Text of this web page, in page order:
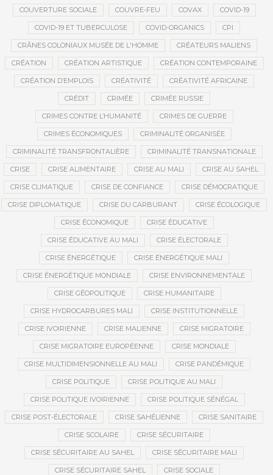
COUVERTURE SOCIALE COUVRE-FEU COVAX COVID-19
COVID-19 ET TUBERCULOSE COVID-ORGANICS CPI
CRÂNES COLONIAUX MUSÉE DE L'HOMME CRÉATEURS MALIENS
CRÉATION CRÉATION ARTISTIQUE CRÉATION CONTEMPORAINE
CRÉATION D’EMPLOIS CRÉATIVITÉ CRÉATIVITÉ AFRICAINE
CRÉDIT CRIMÉE CRIMÉE RUSSIE
CRIMES CONTRE L’HUMANITÉ CRIMES DE GUERRE
CRIMES ÉCONOMIQUES CRIMINALITÉ ORGANISÉE
CRIMINALITÉ TRANSFRONTALIÈRE CRIMINALITÉ TRANSNATIONALE
CRISE CRISE ALIMENTAIRE CRISE AU MALI CRISE AU SAHEL
CRISE CLIMATIQUE CRISE DE CONFIANCE CRISE DÉMOCRATIQUE
CRISE DIPLOMATIQUE CRISE DU CARBURANT CRISE ÉCOLOGIQUE
CRISE ÉCONOMIQUE CRISE ÉDUCATIVE
CRISE ÉDUCATIVE AU MALI CRISE ÉLECTORALE
CRISE ÉNERGÉTIQUE CRISE ÉNERGÉTIQUE MALI
CRISE ÉNERGÉTIQUE MONDIALE CRISE ENVIRONNEMENTALE
CRISE GÉOPOLITIQUE CRISE HUMANITAIRE
CRISE HYDROCARBURES MALI CRISE INSTITUTIONNELLE
CRISE IVOIRIENNE CRISE MALIENNE CRISE MIGRATOIRE
CRISE MIGRATOIRE EUROPÉENNE CRISE MONDIALE
CRISE MULTIDIMENSIONNELLE AU MALI CRISE PANDÉMIQUE
CRISE POLITIQUE CRISE POLITIQUE AU MALI
CRISE POLITIQUE IVOIRIENNE CRISE POLITIQUE SÉNÉGAL
CRISE POST-ÉLECTORALE CRISE SAHÉLIENNE CRISE SANITAIRE
CRISE SCOLAIRE CRISE SÉCURITAIRE
CRISE SÉCURITAIRE AU SAHEL CRISE SÉCURITAIRE MALI
CRISE SÉCURITAIRE SAHEL CRISE SOCIALE